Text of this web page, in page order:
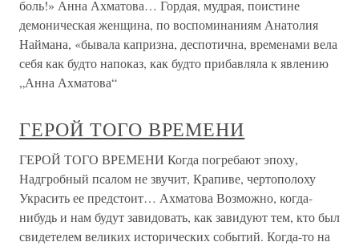
боль!» Анна Ахматова… Гордая, мудрая, поистине
демоническая женщина, по воспоминаниям Анатолия
Наймана, «бывала капризна, деспотична, временами вела
себя как будто напоказ, как будто прибавляла к явлению
„Анна Ахматова“
ГЕРОЙ ТОГО ВРЕМЕНИ
ГЕРОЙ ТОГО ВРЕМЕНИ Когда погребают эпоху,
Надгробный псалом не звучит, Крапиве, чертополоху
Украсить ее предстоит… Ахматова Возможно, когда-
нибудь и нам будут завидовать, как завидуют тем, кто был
свидетелем великих исторических событий. Когда-то на